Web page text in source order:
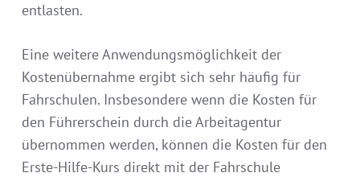
entlasten.
Eine weitere Anwendungsmöglichkeit der
Kostenübernahme ergibt sich sehr häufig für
Fahrschulen. Insbesondere wenn die Kosten für
den Führerschein durch die Arbeitagentur
übernommen werden, können die Kosten für den
Erste-Hilfe-Kurs direkt mit der Fahrschule